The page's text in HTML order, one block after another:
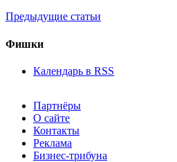
Предыдущие статьи
Фишки
Календарь в RSS
Партнёры
О сайте
Контакты
Реклама
Бизнес-трибуна